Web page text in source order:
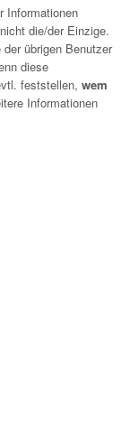
Informationen
die/der Einzige.
übrigen Benutzer
diese
feststellen, wem
Informationen